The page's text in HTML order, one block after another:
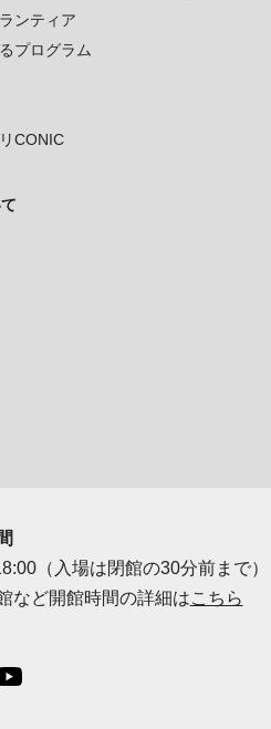
ンティア
プログラム
CONIC
（入場は閉館の30分前まで）
など開館時間の詳細はこちら